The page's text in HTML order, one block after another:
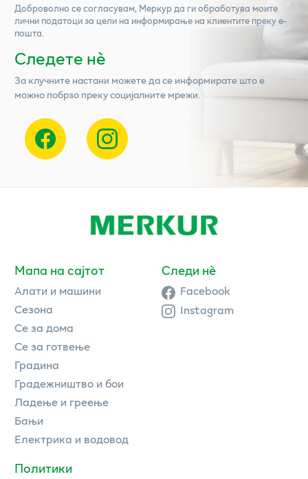
Доброволно се согласувам, Меркурда ги обработува моите
лични податоци за цели на информирање на клиентите преку е-
пошта.
Следете нѐ
За клучните настани можете да се информирате што е
можно побрзо преку социјалните мрежи.
Мапа на сајтот
Алати и машини
Сезона
Се за дома
Се за готвење
Градина
Градежништво и бои
Ладење и греење
Бањи
Електрика и водовод
Политики
Следи нè
Facebook
Instagram